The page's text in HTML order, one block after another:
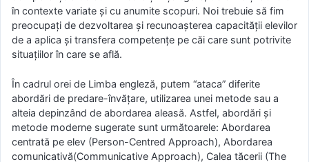
în contexte variate şi cu anumite scopuri. Noi trebuie să fim
preocupaţi de dezvoltarea şi recunoaşterea capacităţii elevilor
de a aplica şi transfera competenţe pe căi care sunt potrivite
situaţiilor în care se află.
În cadrul orei de Limba engleză, putem “ataca” diferite
abordări de predare-învăţare, utilizarea unei metode sau a
alteia depinzând de abordarea aleasă. Astfel, abordări şi
metode moderne sugerate sunt următoarele: Abordarea
centrată pe elev (Person-Centred Approach), Abordarea
comunicativă(Communicative Approach), Calea tăcerii (The